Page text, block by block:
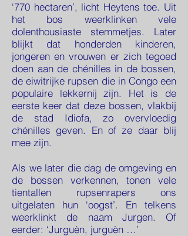
‘770 hectaren’, licht Heytens toe. Uit
het bos weerklinken vele
dolenthousiaste stemmetjes. Later
blijkt dat honderden kinderen,
jongeren en vrouwen er zich tegoed
doen aan de chénilles in de bossen,
de eiwitrijke rupsen die in Congo een
populaire lekkernij zijn. Het is de
eerste keer dat deze bossen, vlakbij
de stad Idiofa, zo overvloedig
chénilles geven. En of ze daar blij
mee zijn.
Als we later die dag de omgeving en
de bossen verkennen, tonen vele
tientallen rupsenrapers ons
uitgelaten hun ‘oogst’. En telkens
weerklinkt de naam Jurgen. Of
eerder: ‘Jurguèn, jurguèn …’